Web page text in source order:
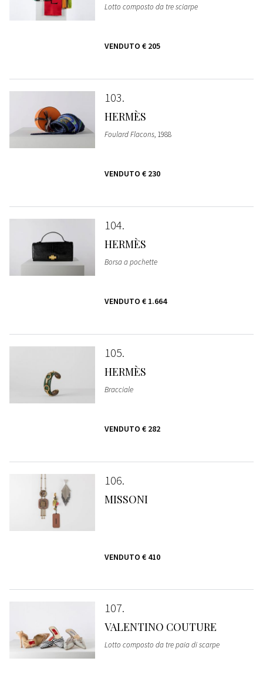
Lotto composto da tre sciarpe
VENDUTO € 205
103
HERMÈS
Foulard Flacons, 1988
VENDUTO € 230
104
HERMÈS
Borsa a pochette
VENDUTO € 1.664
105
HERMÈS
Bracciale
VENDUTO € 282
106
MISSONI
VENDUTO € 410
107
VALENTINO COUTURE
Lotto composto da tre paia di scarpe